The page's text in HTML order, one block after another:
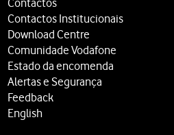
Contactos
Contactos Institucionais
Download Centre
Comunidade Vodafone
Estado da encomenda
Alertas e Segurança
Feedback
English